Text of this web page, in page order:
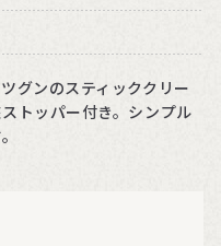
グンのスティッククリー
トッパー付き。シンプル